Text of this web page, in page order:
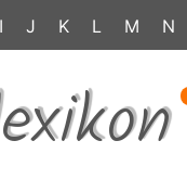
I J K L M N